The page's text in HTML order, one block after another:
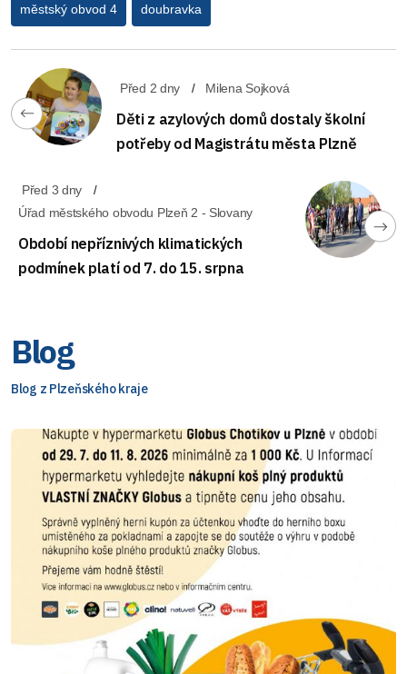
městský obvod 4 doubravka
Před 2 dny Milena Sojková
Děti z azylových domů dostaly školní
potřeby od Magistrátu města Plzně
Před 3 dny
Úřad městského obvodu Plzeň 2 - Slovany
Období nepříznivých klimatických
podmínek platí od 7. do 15. srpna
Blog
Blog z Plzeňského kraje